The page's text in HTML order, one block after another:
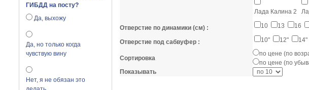
ГИБДД на посту?
Да, выхожу
Да, но только когда
чувствую вину
Нет, я не обязан это
Лада Калина 2
Отверстие по динамики (см) : 10 13 16
Отверстие под сабвуфер : 10" 12" 14"
Сортировка
по цене (по
по цене (по
Показывать